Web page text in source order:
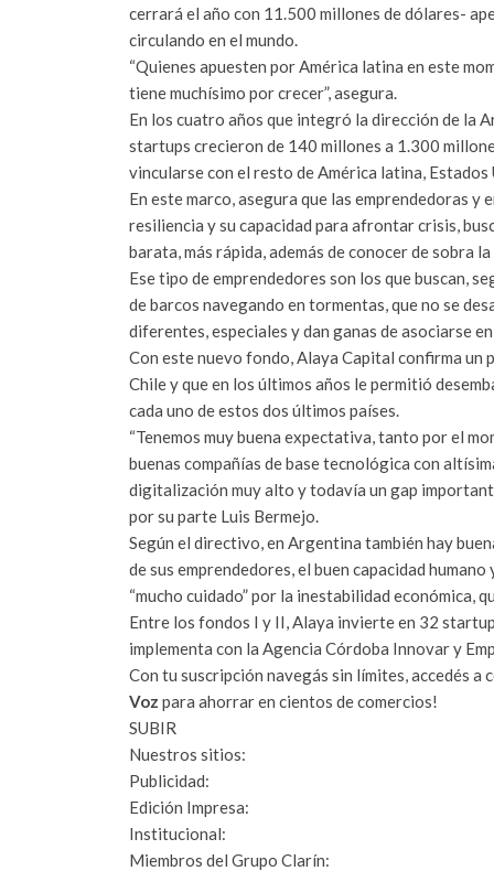
cerrará el año con 11.500 millones de dólares-
circulando en el mundo.
“Quienes apuesten por América latina en este
tiene muchísimo por crecer”, asegura.
En los cuatro años que integró la dirección de la
startups crecieron de 140 millones a 1.300
vincularse con el resto de América latina, Estados
En este marco, asegura que las emprendedoras
resiliencia y su capacidad para afrontar crisis,
barata, más rápida, además de conocer de sobra
Ese tipo de emprendedores son los que buscan,
de barcos navegando en tormentas, que no se
diferentes, especiales y dan ganas de asociarse en
Con este nuevo fondo, Alaya Capital confirma un
Chile y que en los últimos años le permitió
cada uno de estos dos últimos países.
“Tenemos muy buena expectativa, tanto por el
buenas compañías de base tecnológica con
digitalización muy alto y todavía un gap
por su parte Luis Bermejo.
Según el directivo, en Argentina también hay
de sus emprendedores, el buen capacidad
“mucho cuidado” por la inestabilidad económica,
Entre los fondos I y II, Alaya invierte en 32
implementa con la Agencia Córdoba Innovar y
Con tu suscripción navegás sin límites, accedés a
Voz para ahorrar en cientos de comercios!
SUBIR
Nuestros sitios:
Publicidad:
Edición Impresa:
Institucional:
Miembros del Grupo Clarín: